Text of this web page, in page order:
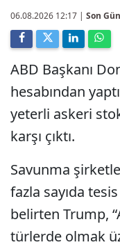
06.08.2026 12:17 | Son
ABD Başkanı
hesabından
yeterli askeri
karşı çıktı.
Savunma
fazla sayıda
belirten Trump,
türlerde olmak